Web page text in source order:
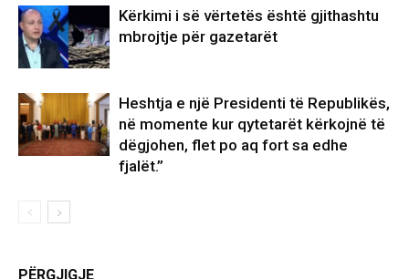
Kërkimi i së vërtetës është gjithashtu
mbrojtje për gazetarët
Heshtja e një Presidenti të Republikës,
në momente kur qytetarët kërkojnë të
dëgjohen, flet po aq fort sa edhe
fjalët.”
PËRGJIGJE